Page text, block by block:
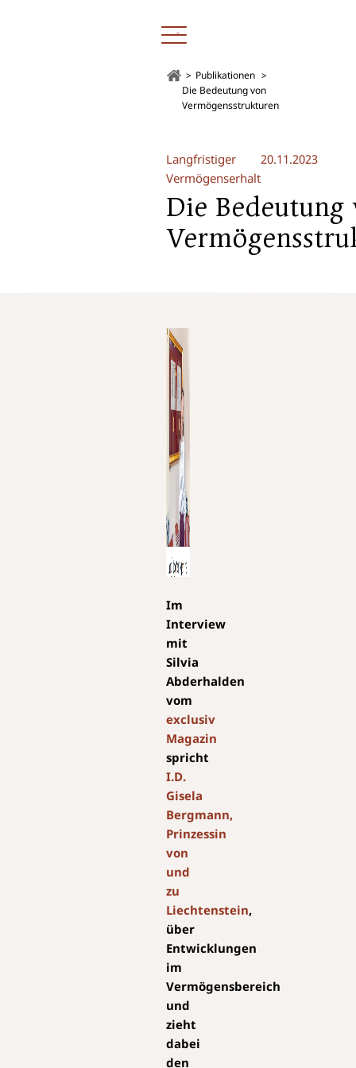
Publikationen
Die Bedeutung von
Vermögensstrukturen
Langfristiger
Vermögenserhalt
20.11.2023
Die Bedeutung
Im
Interview
mit
Silvia
Abderhalden
vom
exclusiv
Magazin
spricht
I.D.
Gisela
Bergmann,
Prinzessin
von
und
zu
Liechtenstein,
über
Entwicklungen
im
Vermögensbereich
und
zieht
dabei
den